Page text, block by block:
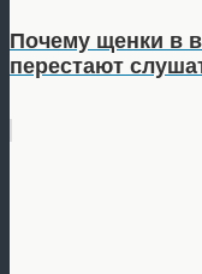
Почему щенки в
перестают